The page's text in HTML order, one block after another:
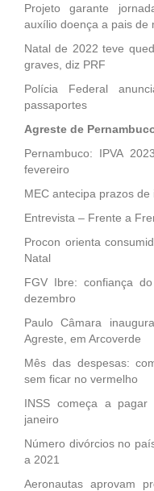
Projeto garante
auxílio doença a pais de
Natal de 2022 teve
graves, diz PRF
Polícia Federal
passaportes
Agreste de
Pernambuco: IPVA
fevereiro
MEC antecipa prazos
Entrevista – Frente a
Procon orienta
Natal
FGV Ibre: confiança
dezembro
Paulo Câmara
Agreste, em Arcoverde
Mês das despesas:
sem ficar no vermelho
INSS começa a
janeiro
Número divórcios no
a 2021
Aeronautas aprovam